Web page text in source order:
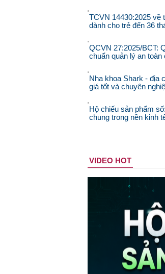
TCVN 14430:2025 về
dành cho trẻ đến 36
QCVN 27:2025/BCT:
chuẩn quản lý an
Nha khoa Shark - địa
giá tốt và chuyên
Hộ chiếu sản phẩm
chung trong nền kinh
VIDEO HOT